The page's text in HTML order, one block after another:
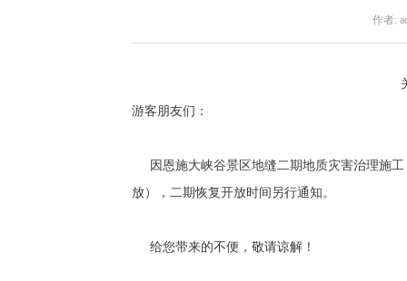
作者:
游客朋友们：
因恩施大峡谷景区地缝二期地质灾害治理施工
放），二期恢复开放时间另行通知。
给您带来的不便，敬请谅解！